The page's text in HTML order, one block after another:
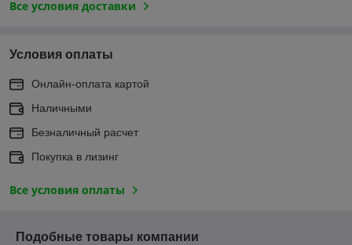
Все условия доставки
Условия оплаты
Онлайн-оплата картой
Наличными
Безналичный расчет
Покупка в лизинг
Все условия оплаты
Подобные товары компании